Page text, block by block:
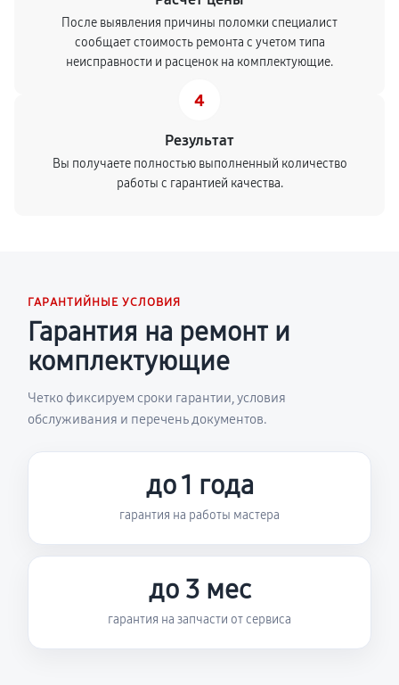
После выявления причины поломки специалист
сообщает стоимость ремонта с учетом типа
неисправности и расценок на комплектующие.
4
Результат
Вы получаете полностью выполненный количество
работы с гарантией качества.
ГАРАНТИЙНЫЕ УСЛОВИЯ
Гарантия на ремонт и
комплектующие
Четко фиксируем сроки гарантии, условия
обслуживания и перечень документов.
до 1 года
гарантия на работы мастера
до 3 мес
гарантия на запчасти от сервиса